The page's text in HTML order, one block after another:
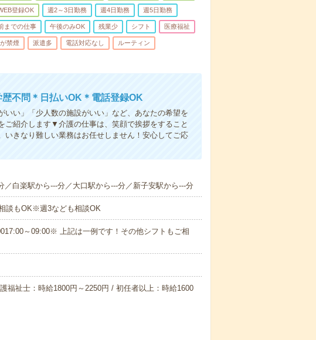
登録OK 週2～3日勤務 週4日勤務 週5日勤務
までの仕事 午後のみOK 残業少 シフト 医療福祉
禁煙 派遣多 電話対応なし ルーティン
不問＊日払いOK＊電話登録OK
い」「少人数の施設がいい」など、あなたの希望を
ご紹介します▼介護の仕事は、笑顔で挨拶をすること
きなり難しい業務はお任せしません！安心してご応
白楽駅から---分／大口駅から---分／新子安駅から---分
談もOK※週3なども相談OK
～09:00※ 上記は一例です！その他シフトもご相
福祉士：時給1800円～2250円 / 初任者以上：時給1600